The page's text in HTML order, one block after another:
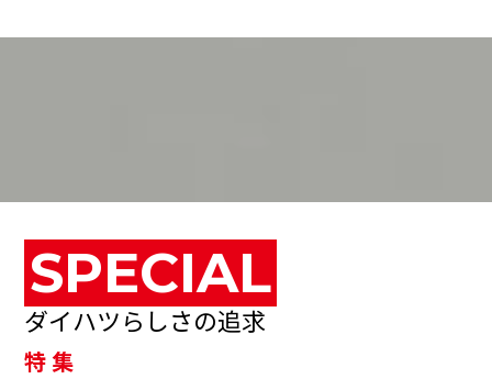
SPECIAL
ダイハツらしさの追求
特 集